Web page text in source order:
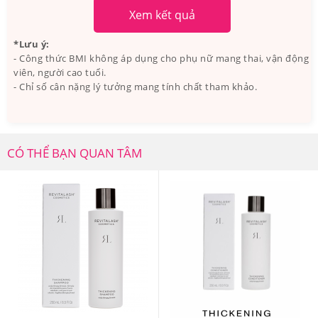
Eye Contour Gel Giá Bao Nhiêu, Nên Mua Ở
Tại hệ thống Giảm Cân An Toàn, Kem dưỡng da vùng
mắt Carlmark Botanica Eye Contour Gel có giá950.000
Giảm Cân An Toàn là một trong những địa chỉ tin cậy, uy
tín tại thị trường Việt Nam chuyên cung cấp, phân phối
Xem kết quả
*Lưu ý:
- Công thức BMI không áp dụng cho phụ nữ mang thai, vận động
viên, người cao tuổi.
- Chỉ số cân nặng lý tưởng mang tính chất tham khảo.
CÓ THỂ BẠN QUAN TÂM